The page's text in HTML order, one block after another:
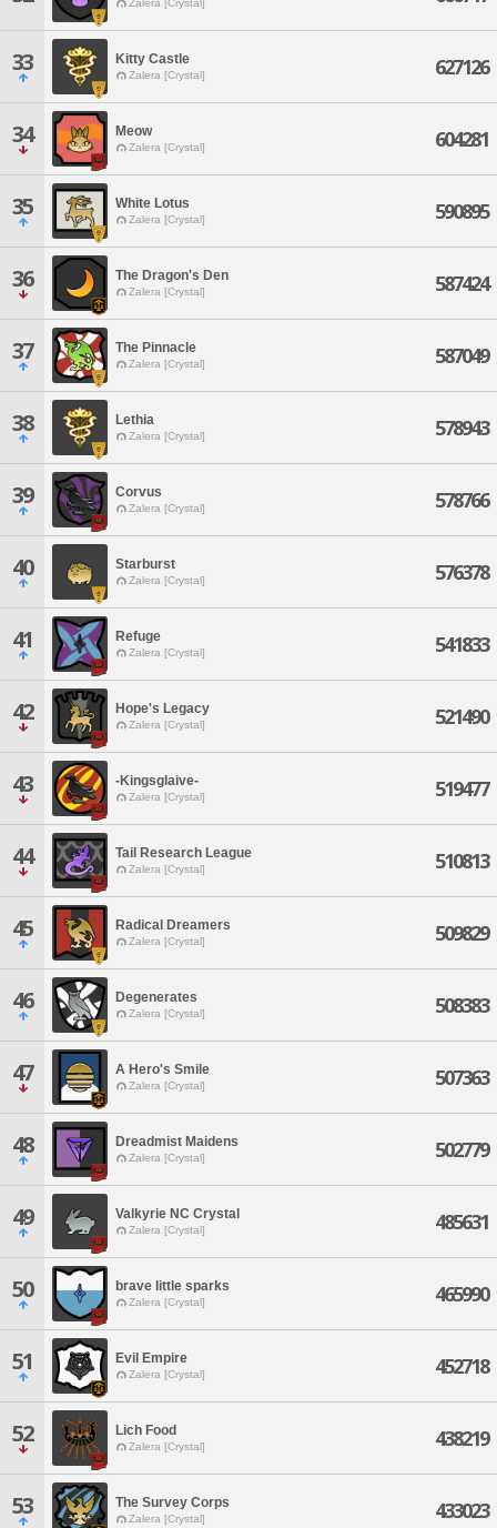
Zalera [Crystal]
33 Kitty Castle
Zalera [Crystal] 627126
34 Meow
Zalera [Crystal] 604281
35 White Lotus
Zalera [Crystal] 590895
36 The Dragon's Den
Zalera [Crystal] 587424
37 The Pinnacle
Zalera [Crystal] 587049
38 Lethia
Zalera [Crystal] 578943
39 Corvus
Zalera [Crystal] 578766
40 Starburst
Zalera [Crystal] 576378
41 Refuge
Zalera [Crystal] 541833
42 Hope's Legacy
Zalera [Crystal] 521490
43 -Kingsglaive-
Zalera [Crystal] 519477
44 Tail Research League
Zalera [Crystal] 510813
45 Radical Dreamers
Zalera [Crystal] 509829
46 Degenerates
Zalera [Crystal] 508383
47 A Hero's Smile
Zalera [Crystal] 507363
48 Dreadmist Maidens
Zalera [Crystal] 502779
49 Valkyrie NC Crystal
Zalera [Crystal] 485631
50 brave little sparks
Zalera [Crystal] 465990
51 Evil Empire
Zalera [Crystal] 452718
52 Lich Food
Zalera [Crystal] 438219
53 The Survey Corps
Zalera [Crystal] 433023